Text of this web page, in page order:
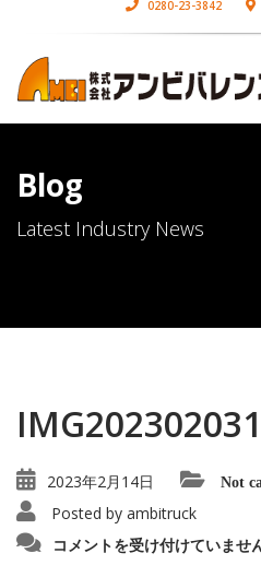
0280-23-3842
Blog
Latest Industry News
2023年2月14日 Not
Posted by ambitruck
は
コメントを受け付けていませ